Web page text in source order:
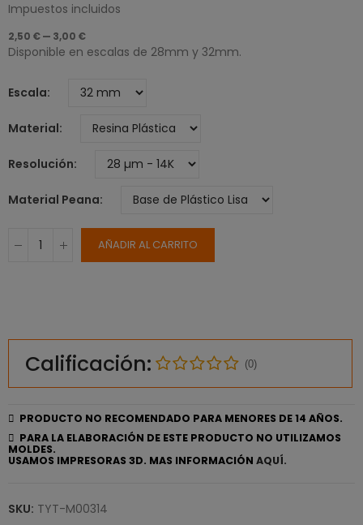
Impuestos incluidos
2,50 € — 3,00 €
Disponible en escalas de 28mm y 32mm.
Escala
Material
Resolución
Material Peana
AÑADIR AL CARRITO
Calificación: (0)
PRODUCTO NO RECOMENDADO PARA MENORES DE 14 AÑOS.
PARA LA ELABORACIÓN DE ESTE PRODUCTO NO UTILIZAMOS
MOLDES.
USAMOS IMPRESORAS 3D. MAS INFORMACIÓN AQUÍ.
SKU: TYT-M00314